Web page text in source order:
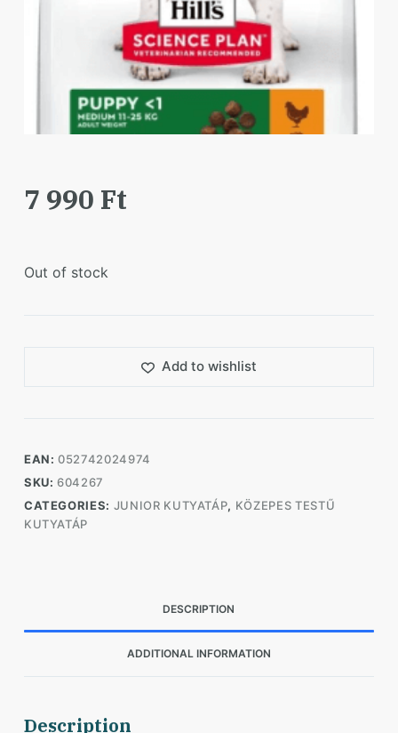
7 990 Ft
Out of stock
Add to wishlist
EAN:052742024974
SKU:604267
CATEGORIES: JUNIOR KUTYATÁP, KÖZEPES TESTŰ
KUTYATÁP
DESCRIPTION
ADDITIONAL INFORMATION
Description